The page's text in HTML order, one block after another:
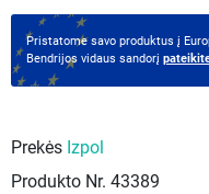
Pristatome savo produktus į
Bendrijos vidaus sandorį
Prekės Izpol
Produkto Nr. 43389